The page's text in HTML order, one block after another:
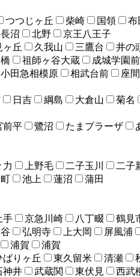
つつじヶ丘 柴崎 国領 布
長沼 北野
京王八王子
ヶ丘 久我山 三鷹台 井の
祖師ヶ谷大蔵 成城学園前
小田急相模原 相武台前 座間
日吉 綱島 大倉山 菊名
前平 鷺沼 たまプラーザ
力 上野毛 二子玉川 二子
池上 蓮沼
蒲田
手 京急川崎 八丁畷 鶴見
弘明寺 上大岡 屏風浦
浦賀
浦賀
ばりヶ丘 東久留米 清瀬
神井 武蔵関 東伏見 西武